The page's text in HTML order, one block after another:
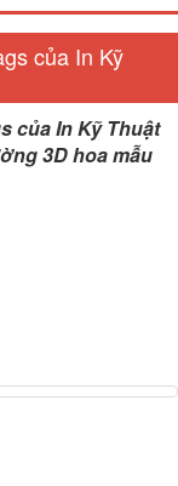
của In Kỹ
của In Kỹ Thuật
3D hoa mẫu